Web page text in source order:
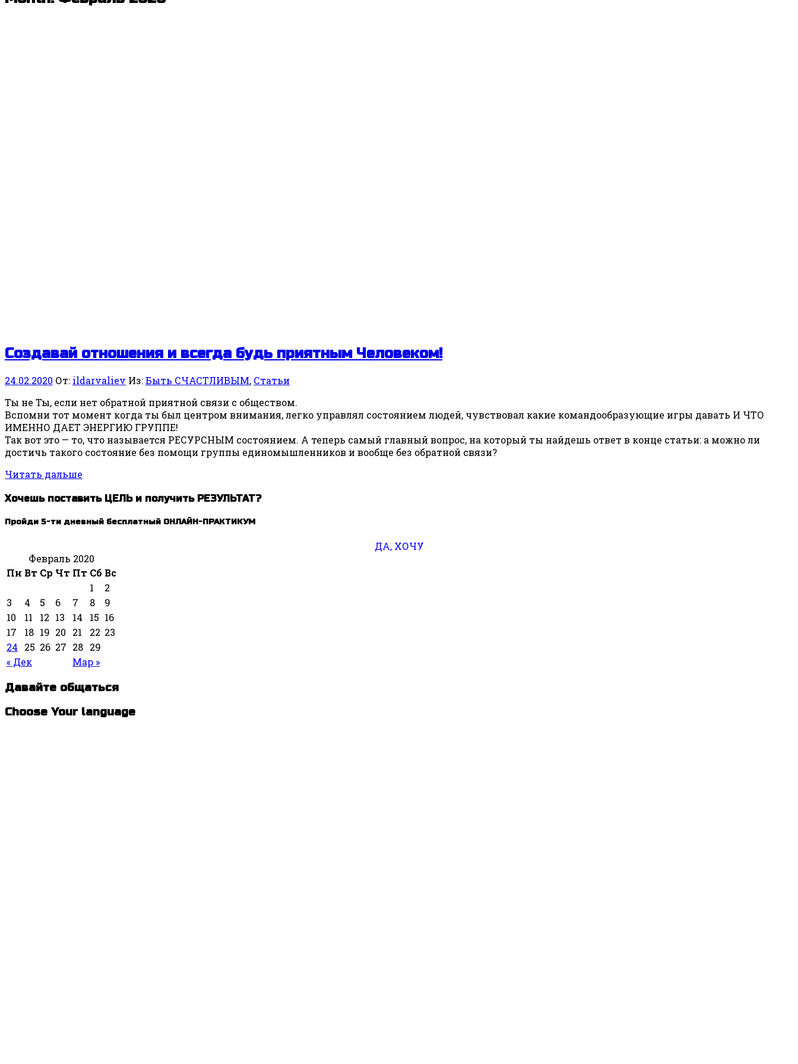
Создавай отношения и всегда будь приятным Человеком!
24.02.2020 От: ildarvaliev Из:Быть СЧАСТЛИВЫМ, Статьи
Ты не Ты, если нет обратной приятной связи с обществом.
Вспомни тот момент когда ты был центром внимания, легко управлял состоянием людей, чувствовал какие командообразующие игры давать И ЧТО
ИМЕННО ДАЕТ ЭНЕРГИЮ ГРУППЕ!
Так вот это — то, что называется РЕСУРСНЫМ состоянием. А теперь самый главный вопрос, на который ты найдешь ответ в конце статьи: а можно ли
достичь такого состояние без помощи группы единомышленников и вообще без обратной связи?
Читать дальше
Хочешь поставить ЦЕЛЬ и получить РЕЗУЛЬТАТ?
Пройди 5-ти дневный бесплатный ОНЛАЙН-ПРАКТИКУМ
ДА, ХОЧУ
Февраль 2020
Пн Вт Ср Чт Пт Сб Вс
« Дек Мар »
1
2
3
4 5 6 7 8
9
10
11 12 13 14 15 16
17
18 19 20 21 22 23
24
25 26 27 28 29
Давайте общаться
Choose Your language